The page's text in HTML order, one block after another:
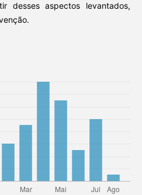
desses aspectos levantados,